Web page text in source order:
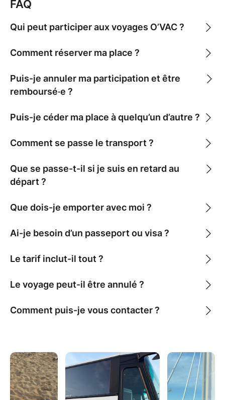
✅ Trajet en autocar aller-retour
rythme : plage, balade, restaurant ...
Voyage maintenu à partir de 40 personnes
minimum.
ou revente ne sera autorisée.
validation de l’inscription.
uniquement après réception du paiement.
Aucun retard ne sera toléré.
moins de 3 ans.
Réserve ta place maintenant ! Les places sont
de (re)découvrir BERCK PLAGE dans une
Des voyages pour élargir ses horizons, rencontrer,
FAQ
Qui peut participer aux voyages O’VAC ?
Comment réserver ma place ?
Puis-je annuler ma participation et être
remboursé·e ?
Puis-je céder ma place à quelqu’un d’autre ?
Comment se passe le transport ?
Que se passe-t-il si je suis en retard au
départ ?
Que dois-je emporter avec moi ?
Ai-je besoin d’un passeport ou visa ?
Le tarif inclut-il tout ?
Le voyage peut-il être annulé ?
Comment puis-je vous contacter ?